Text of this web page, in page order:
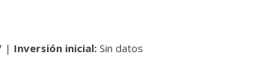
| Inversión inicial: Sin datos